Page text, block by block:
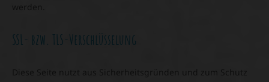
SSL- bzw. TLS-Verschlüsselung
Diese Seite nutzt aus Sicherheitsgründen und zum Schutz